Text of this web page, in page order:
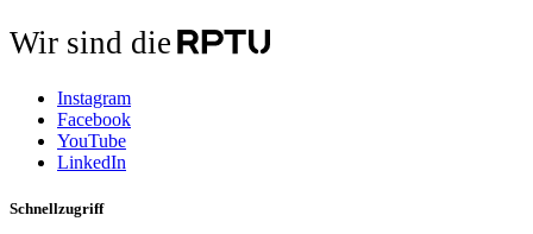
Wir sind die
Instagram
Facebook
YouTube
LinkedIn
Schnellzugriff